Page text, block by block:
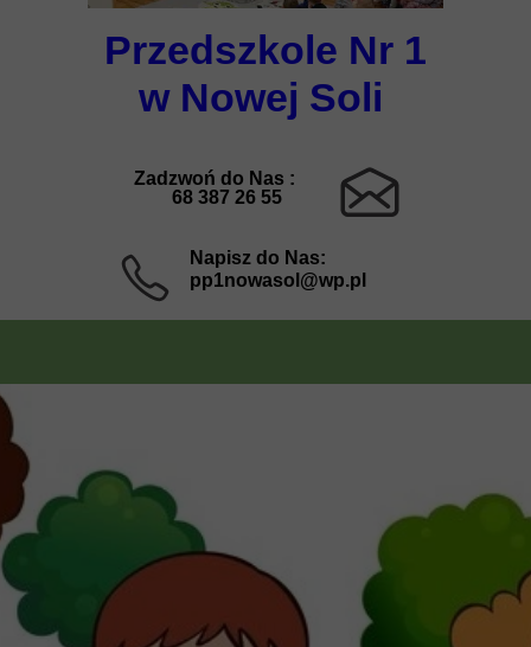
Napisz do Nas:
pp1nowasol@wp.pl
Zadzwoń do Nas :
68 387 26 55
Przedszkole Nr 1
w Nowej Soli